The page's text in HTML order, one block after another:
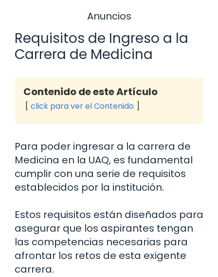
Anuncios
Requisitos de Ingreso a la
Carrera de Medicina
Contenido de este Artículo
click para ver el Contenido
Para poder ingresar a la carrera de
Medicina en la UAQ, es fundamental
cumplir con una serie de requisitos
establecidos por la institución.
Estos requisitos están diseñados para
asegurar que los aspirantes tengan
las competencias necesarias para
afrontar los retos de esta exigente
carrera.